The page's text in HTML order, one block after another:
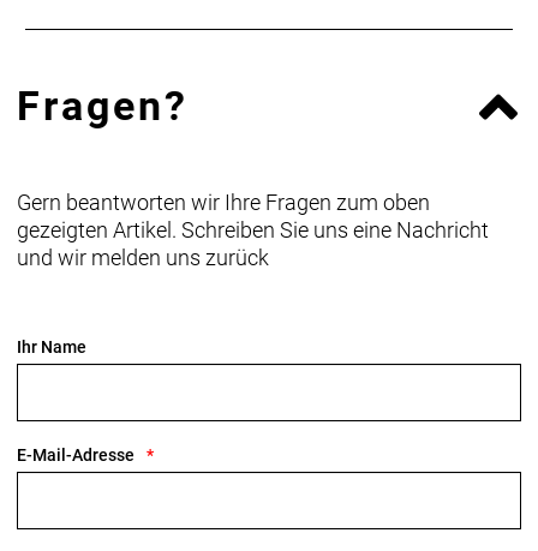
Fragen?
Gern beantworten wir Ihre Fragen zum oben
gezeigten Artikel. Schreiben Sie uns eine Nachricht
und wir melden uns zurück
Ihr Name
E-Mail-Adresse